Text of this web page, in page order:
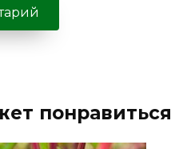
понравиться